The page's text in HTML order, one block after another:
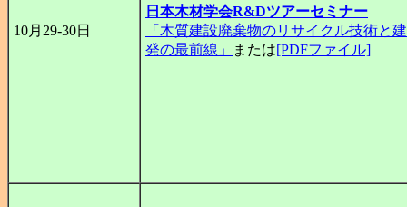
10月29-30日
日本木材学会R&Dツアーセミナー
「木質建設廃棄物のリサイクル技術と
発の最前線」
または[PDFファイル]